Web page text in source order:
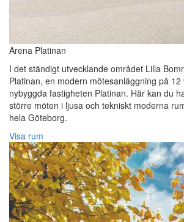
Arena Platinan
I det ständigt utvecklande området Lilla
Platinan, en modern mötesanläggning på 12
nybyggda fastigheten Platinan. Här kan du
större möten i ljusa och tekniskt moderna
hela Göteborg.
Visa rum